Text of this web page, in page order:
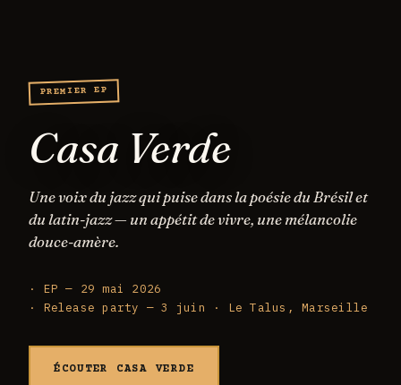
PREMIER EP
Casa Verde
Une voix du jazz qui puise dans la poésie du Brésil et
du latin-jazz — un appétit de vivre, une mélancolie
douce-amère.
EP — 29 mai 2026
Release party — 3 juin · Le Talus, Marseille
ÉCOUTER CASA VERDE